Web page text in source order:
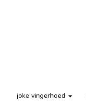
joke vingerhoed